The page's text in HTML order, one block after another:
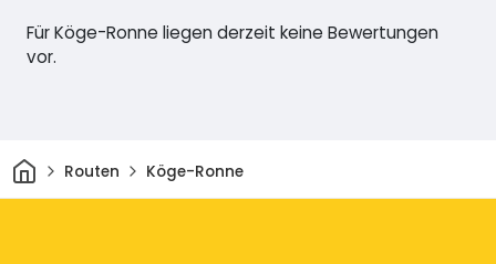
Für Köge-Ronne liegen derzeit keine Bewertungen
vor.
HeimRouten Köge-Ronne